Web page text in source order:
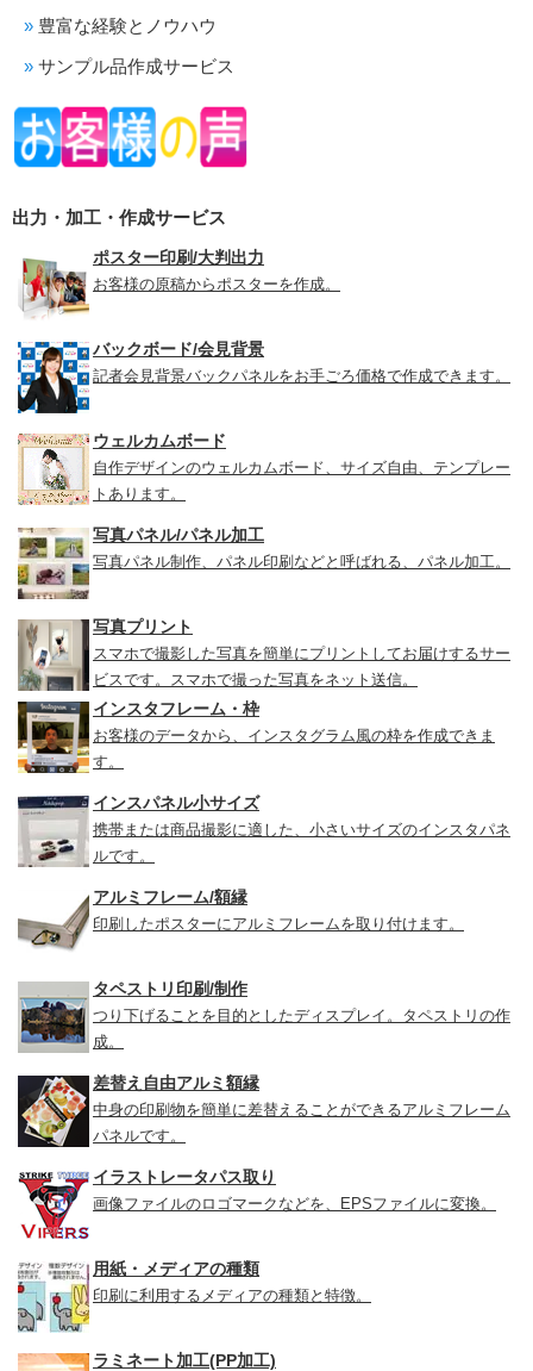
豊富な経験とノウハウ
サンプル品作成サービス
出力・加工・作成サービス
ポスター印刷/大判出力
お客様の原稿からポスターを作成。
バックボード/会見背景
記者会見背景バックパネルをお手ごろ価格で作成できます。
ウェルカムボード
自作デザインのウェルカムボード、サイズ自由、テンプレー
トあります。
写真パネル/パネル加工
写真パネル制作、パネル印刷などと呼ばれる、パネル加工。
写真プリント
スマホで撮影した写真を簡単にプリントしてお届けするサー
ビスです。スマホで撮った写真をネット送信。
インスタフレーム・枠
お客様のデータから、インスタグラム風の枠を作成できま
す。
インスパネル小サイズ
携帯または商品撮影に適した、小さいサイズのインスタパネ
ルです。
アルミフレーム/額縁
印刷したポスターにアルミフレームを取り付けます。
タペストリ印刷/制作
つり下げることを目的としたディスプレイ。タペストリの作
成。
差替え自由アルミ額縁
中身の印刷物を簡単に差替えることができるアルミフレーム
パネルです。
イラストレータパス取り
画像ファイルのロゴマークなどを、EPSファイルに変換。
用紙・メディアの種類
印刷に利用するメディアの種類と特徴。
ラミネート加工(PP加工)